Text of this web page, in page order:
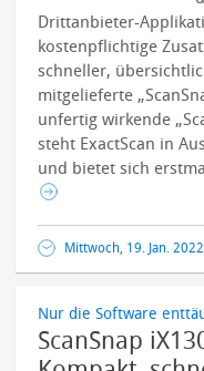
Drittanbieter-
kostenpflichtige
schneller,
mitgelieferte
unfertig wirkende
steht ExactScan in
und bietet sich
Mittwoch, 19. Jan.
Nur die Software
ScanSnap